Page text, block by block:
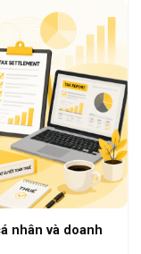
nhân và doanh